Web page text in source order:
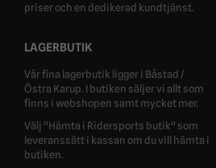
priser och en dedikerad kundtjänst.
LAGERBUTIK
Vår fina lagerbutik ligger i Båstad /
Östra Karup. I butiken säljer vi allt som
finns i webshopen samt mycket mer.
Välj "Hämta i Ridersports butik" som
leveranssätt i kassan om du vill hämta i
butiken.